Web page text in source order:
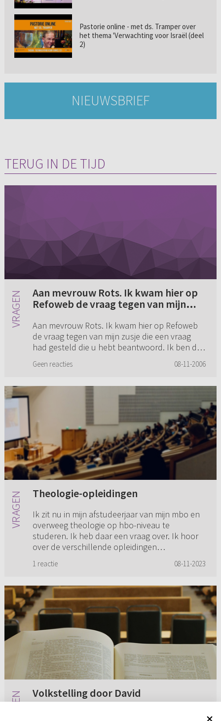
Pastorie online - met ds. Tramper over
het thema 'Verwachting voor Israël (deel
2)
NIEUWSBRIEF
TERUG IN DE TIJD
Aan mevrouw Rots. Ik kwam hier op
Refoweb de vraag tegen van mijn
hebt beantwoord. Ik ben dus de zus
die is weggelopen, om het zo maar te
noemen (...)
Aan mevrouw Rots. Ik kwam hier op Refoweb
de vraag tegen van mijn zusje die een vraag
had gesteld die u hebt beantwoord. Ik ben dus
noemen. Bedankt voor uw ...
Geen reacties 08-11-2006
Theologie-opleidingen
Ik zit nu in mijn afstudeerjaar van mijn mbo en
overweeg theologie op hbo-niveau te
studeren. Ik heb daar een vraag over. Ik hoor
over de verschillende opleidingen
1 reactie 08-11-2023
Volkstelling door David